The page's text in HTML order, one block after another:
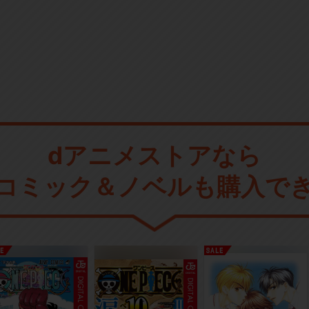
dアニメストアなら
ミック＆ノベルも購入で